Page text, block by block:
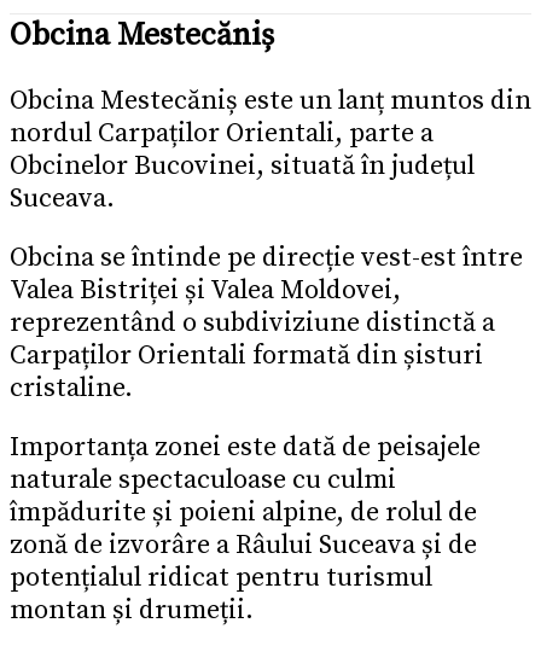
Obcina Mestecăniș
Obcina Mestecăniș este un lanț muntos din
nordul Carpaților Orientali, parte a
Obcinelor Bucovinei, situată în județul
Suceava.
Obcina se întinde pe direcție vest-est între
Valea Bistriței și Valea Moldovei,
reprezentând o subdiviziune distinctă a
Carpaților Orientali formată din șisturi
cristaline.
Importanța zonei este dată de peisajele
naturale spectaculoase cu culmi
împădurite și poieni alpine, de rolul de
zonă de izvorâre a Râului Suceava și de
potențialul ridicat pentru turismul
montan și drumeții.